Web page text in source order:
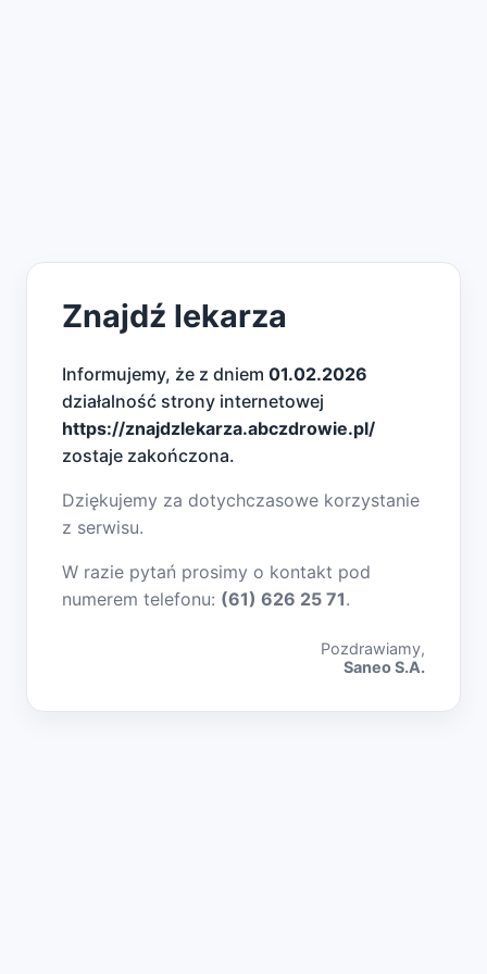
Znajdź lekarza
Informujemy, że z dniem 01.02.2026
działalność strony internetowej
https://znajdzlekarza.abczdrowie.pl/
zostaje zakończona.
Dziękujemy za dotychczasowe korzystanie
z serwisu.
W razie pytań prosimy o kontakt pod
numerem telefonu: (61) 626 25 71.
Pozdrawiamy,
Saneo S.A.